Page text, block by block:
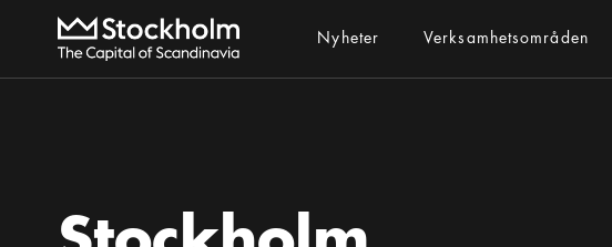
Nyheter Verksamhetsområden